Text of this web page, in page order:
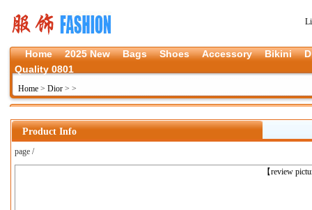
Home 2025 New Bags Shoes Accessory Bikini
Quality 0801
Home > Dior > >
Product Info
page /
【review
上一张